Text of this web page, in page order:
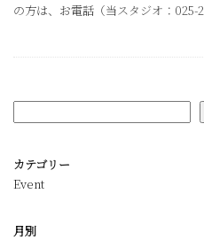
の方は、お電話（当スタジオ：025-
カテゴリー
Event
月別